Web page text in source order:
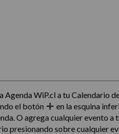
Agenda WiP.cl a tu Calendario
el botón
en la esquina
O agrega cualquier evento a
presionando sobre cualquier